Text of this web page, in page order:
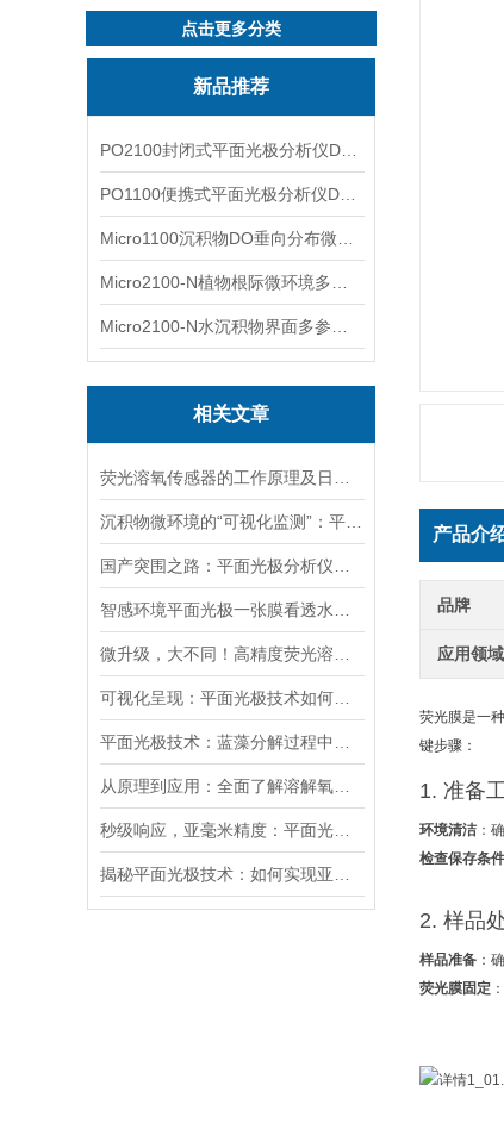
点击更多分类
新品推荐
相关文章
产品介
品牌
应用领域
荧光膜是一
键步骤：
1. ‌ 准备
环境清洁 ：
检查保存条件
2. ‌ 样品
样品准备 ：
荧光膜固定